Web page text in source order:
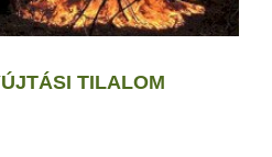
TILALOM